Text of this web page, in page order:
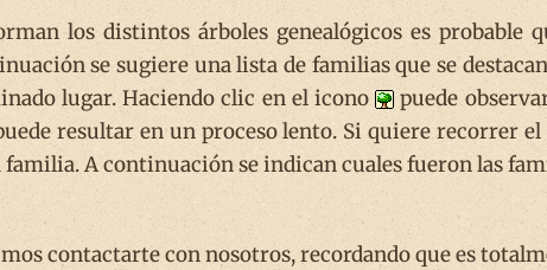
los distintos árboles genealógicos es probable
se sugiere una lista de familias que se
lugar. Haciendo clic en el icono
puede
resultar en un proceso lento. Si quiere recorrer
A continuación se indican cuales fueron las
contactarte con nosotros, recordando que es